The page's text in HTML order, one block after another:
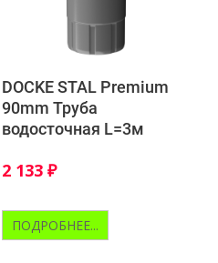
DOCKE STAL Premium
90mm Труба
водосточная L=3м
2 133 ₽
ПОДРОБНЕЕ...